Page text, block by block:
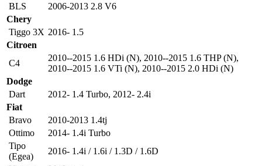
BLS
2006-2013 2.8 V6
Chery
Tiggo 3X 2016- 1.5
Citroen
C4
2010--2015 1.6 HDi (N), 2010--2015 1.6 THP (N),
2010--2015 1.6 VTi (N), 2010--2015 2.0 HDi (N)
Dodge
Dart
2012- 1.4 Turbo, 2012- 2.4i
Fiat
Bravo
2010-2013 1.4tj
Ottimo
2014- 1.4i Turbo
Tipo
(Egea)
2016- 1.4i / 1.6i / 1.3D / 1.6D